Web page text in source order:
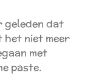
geleden dat
het niet meer
met
paste.